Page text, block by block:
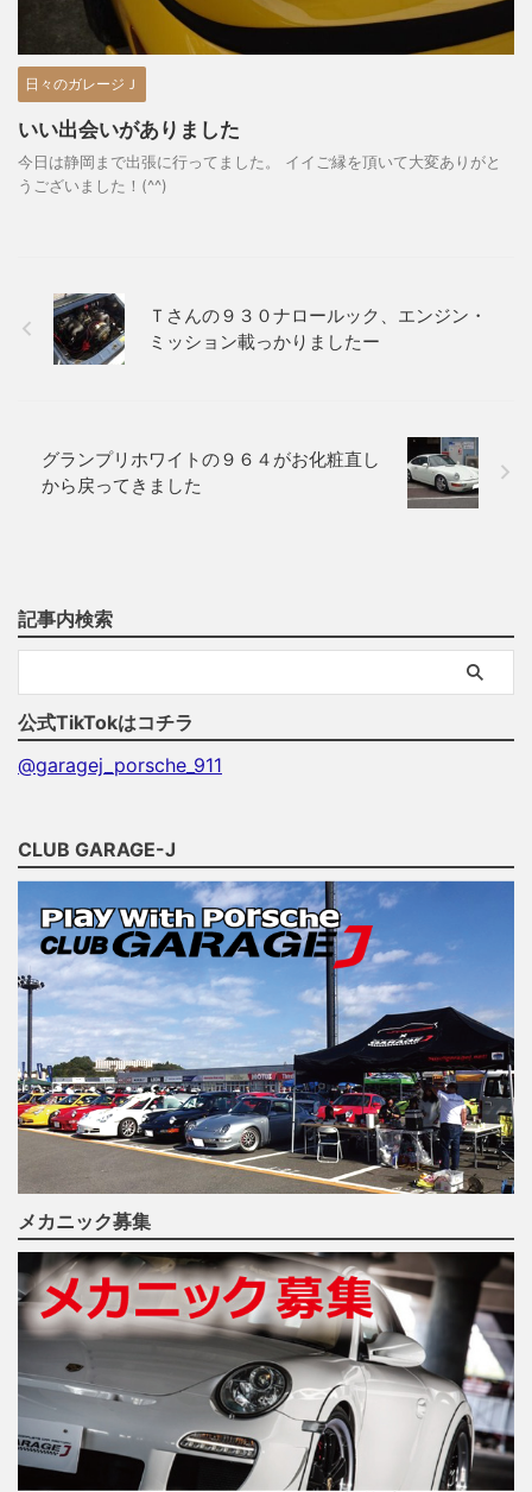
日々のガレージＪ
いい出会いがありました
今日は静岡まで出張に行ってました。 イイご縁を頂いて大変ありがと
うございました！(^^)
Ｔさんの９３０ナロールック、エンジン・
ミッション載っかりましたー
グランプリホワイトの９６４がお化粧直し
から戻ってきました
記事内検索
公式TikTokはコチラ
@garagej_porsche_911
CLUB GARAGE-J
メカニック募集